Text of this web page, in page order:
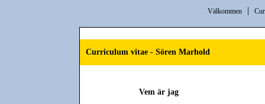
Välkommen |
Curriculum vitae - Sören Marhold
Vem är jag